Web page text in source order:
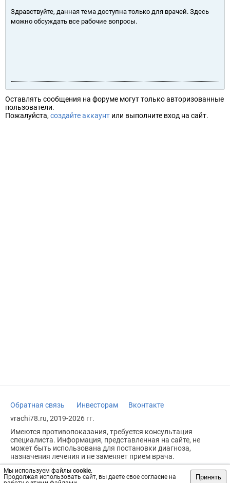
Мы используем файлы cookie.
Продолжая использовать сайт, вы даете свое согласие на
Принять
Здравствуйте, данная тема доступна только для врачей. Здесь
можно обсуждать все рабочие вопросы.
Оставлять сообщения на форуме могут только авторизованные
пользователи.
Пожалуйста, создайте аккаунт или выполните вход на сайт.
Обратная связь Инвесторам
Вконтакте
vrachi78.ru, 2019-2026 гг.
Имеются противопоказания, требуется консультация
специалиста. Информация, представленная на сайте, не
может быть использована для постановки диагноза,
назначения лечения и не заменяет прием врача.
Возрастное ограничение: 18+